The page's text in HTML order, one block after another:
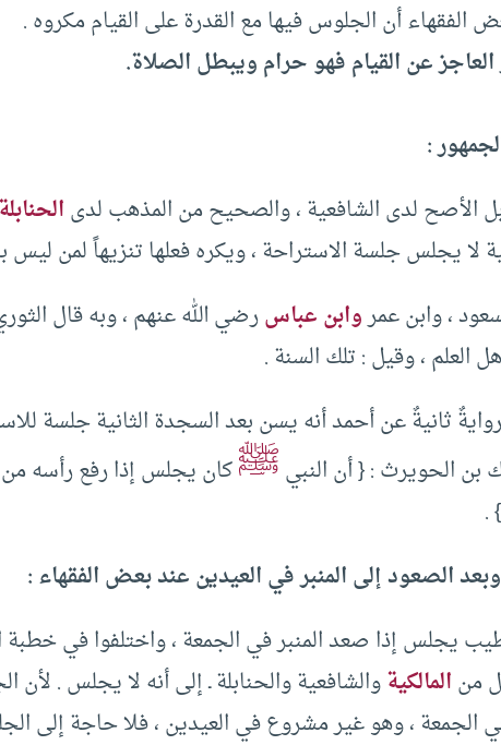
أن الجلوس فيها مع القدرة على القيام مكروه ‏.‏
عن القيام فهو حرام ويبطل الصلاة.
:
الأصح لدى الشافعية ‏،‏ والصحيح من المذهب لدىالحنابلة
لا يجلس جلسة الاستراحة ‏،‏ ويكره فعلها تنزيهاً لمن ليس
‏،‏ وابن عمروابن عباسرضي الله عنهم ‏،‏ وبه قال
العلم ‏،‏ وقيل ‏:‏ تلك السنة ‏.‏
ثانيةٌ عن أحمد أنه يسن بعد السجدة الثانية جلسة
بن الحويرث ‏:‏ ‏{‏ أن النبيﷺكان يجلس إذا رفع رأسه
‏.‏
الصعود إلى المنبر في العيدين عند بعض الفقهاء ‏:‏
يجلس إذا صعد المنبر في الجمعة ‏،‏ واختلفوا في خطبة
منالمالكيةوالشافعية والحنابلة ـ إلى أنه لا يجلس ‏. لأن
الجمعة ‏،‏ وهو غير مشروع في العيدين ‏،‏ فلا حاجة إلى